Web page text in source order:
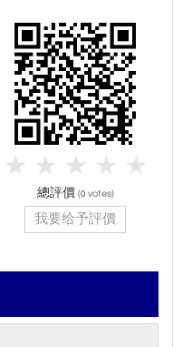
總評價 (0 votes)
我要给予評價